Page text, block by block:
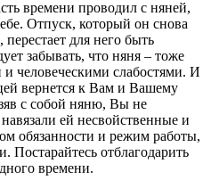
времени проводил с няней,
Отпуск, который он снова
для него быть
забывать, что няня – тоже
человеческими слабостями. И
вернется к Вам и Вашему
с собой няню, Вы не
ей несвойственные и
обязанности и режим работы,
Постарайтесь отблагодарить
времени.